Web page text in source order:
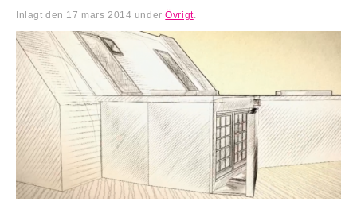
Inlagt den 17 mars 2014 underÖvrigt.